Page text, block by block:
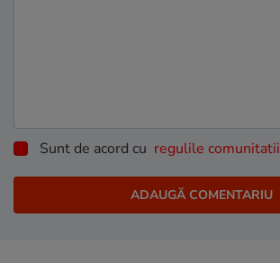
Sunt de acord cu regulile comunitatii